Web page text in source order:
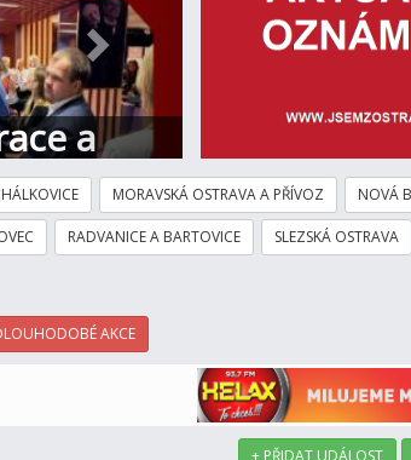
a
MORAVSKÁ OSTRAVA A PŘÍVOZ NOVÁ
RADVANICE A BARTOVICE SLEZSKÁ OSTRAVA
AKCE
+ PŘIDAT UDÁLOST